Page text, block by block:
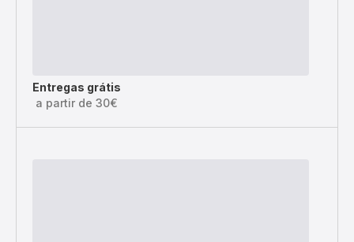
Entregas grátis
a partir de 30€